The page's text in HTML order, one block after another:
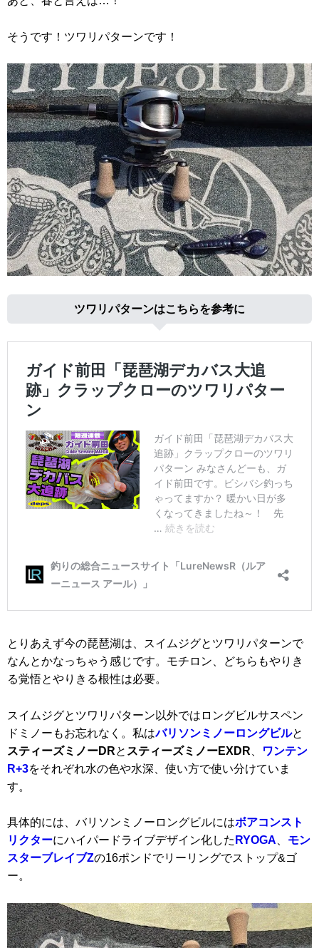
そうです！ツワリパターンです！
ツワリパターンはこちらを参考に
とりあえず今の琵琶湖は、スイムジグとツワリパターンで
なんとかなっちゃう感じです。モチロン、どちらもやりき
る覚悟とやりきる根性は必要。
スイムジグとツワリパターン以外ではロングビルサスペン
ドミノーもお忘れなく。私はバリソンミノーロングビルと
スティーズミノーDRと スティーズミノーEXDR
ワンテン
R+3をそれぞれ水の色や水深、使い方で使い分けていま
す。
具体的には、バリソンミノーロングビルにはボアコンスト
リクターにハイパードライブデザイン化した RYOGA
モン
スターブレイブZの16ポンドでリーリングでストップ&ゴ
ー。